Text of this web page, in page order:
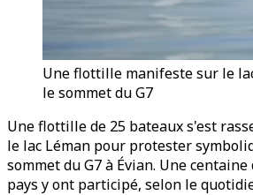
Une flottille manifeste sur le
le sommet du G7
Une flottille de 25 bateaux s'est
le lac Léman pour protester
sommet du G7 à Évian. Une
pays y ont participé, selon le